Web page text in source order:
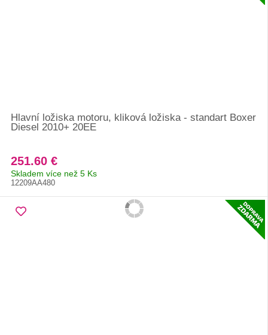
Hlavní ložiska motoru, kliková ložiska - standart Boxer
Diesel 2010+ 20EE
251.60 €
Skladem více než 5 Ks
12209AA480